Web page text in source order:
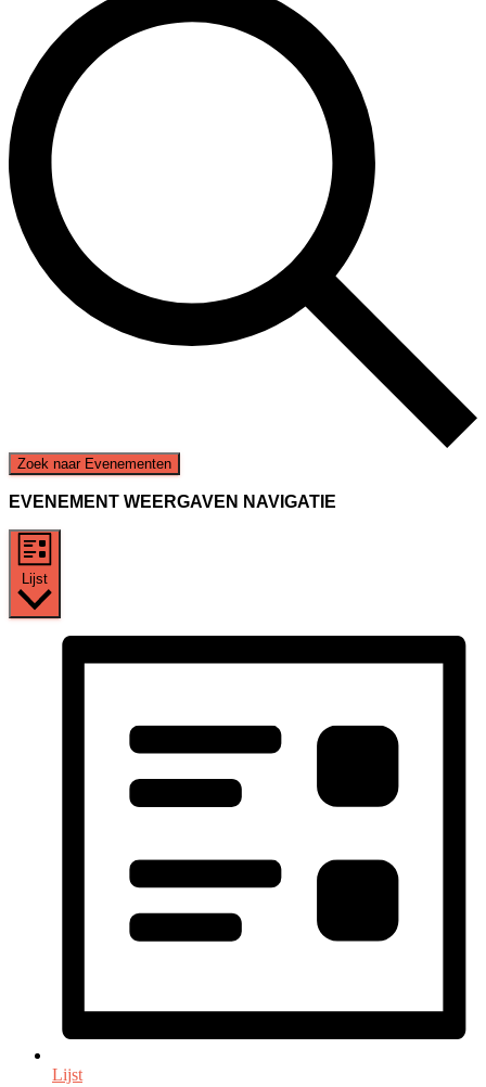
Zoek naar Evenementen
EVENEMENT WEERGAVEN NAVIGATIE
Lijst
Lijst